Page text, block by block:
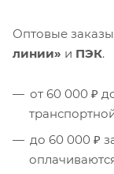
Оптовые
линии» и ПЭК.
от 60 000 ₽
до 60 000 ₽